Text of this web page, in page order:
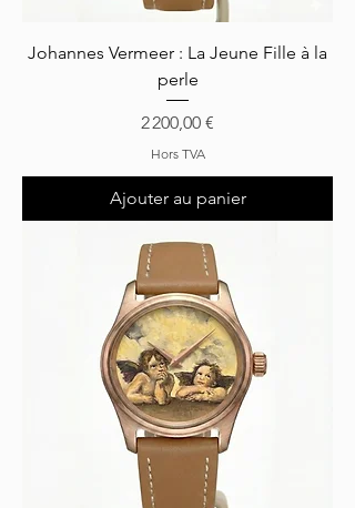
Johannes Vermeer : La Jeune Fille à la
perle
Prix
2 200,00 €
Hors TVA
Ajouter au panier